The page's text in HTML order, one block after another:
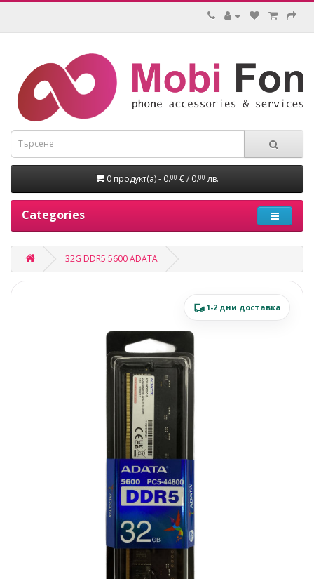
0 продукт(а) - 0.00 € / 0.00 лв.
Categories
32G DDR5 5600 ADATA
1-2 дни доставка